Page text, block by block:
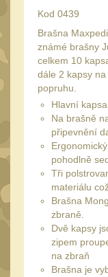
Peněženky
Doplňky 377
Ramenní
vycpávky10
Karabiny a
Kroužky, šňůrky,
koncovky25
Nášivky105
Samonavíjecí
Zámky
Nepromokavý
vaky18
Adaptéry33
Kod 0439
Brašna
známé brašny
celkem 10
dále 2 kapsy
popruhu.
Hlavní
Na brašně
připevnění
pohodlně
Tři
materiálu
Brašna
zbraně.
Dvě kapsy
zipem
na zbraň
Brašna je